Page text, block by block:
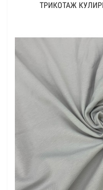
ТРИКОТАЖ